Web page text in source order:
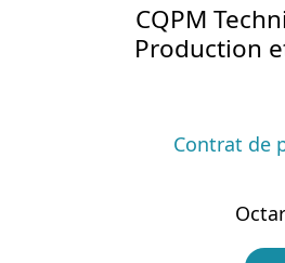
CQPM
Production
Contrat de